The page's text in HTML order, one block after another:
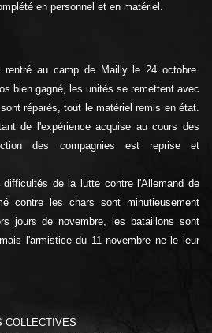
en personnel et en matériel.
rentré au camp de Mailly le 24 octobre.
bien gagné, les unités se remettent avec
réparés, tout le matériel remis en état.
de l'expérience acquise au cours des
des compagnies est reprise et
de la lutte contre l'Allemand de
contre les chars sont minutieusement
jours de novembre, les bataillons sont
l'armistice du 11 novembre ne le leur
COLLECTIVES